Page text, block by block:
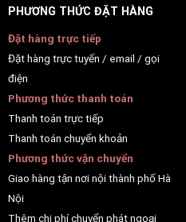
PHƯƠNG THỨC ĐẶT HÀNG
Đặt hàng trực tiếp
Đặt hàng trực tuyến / email / gọi
điện
Phương thức thanh toán
Thanh toán trực tiếp
Thanh toán chuyển khoản
Phương thức vận chuyển
Giao hàng tận nơi nội thành phố Hà
Nội
Thêm chi phí chuyển phát ngoại